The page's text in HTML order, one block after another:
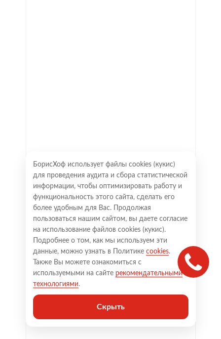
БорисХоф использует файлы cookies (кукиc)
для проведения аудита и сбора статистической
информации, чтобы оптимизировать работу и
функциональность этого сайта, сделать его
более удобным для Вас. Продолжая
пользоваться нашим сайтом, вы даете согласие
на использование файлов cookies (кукиc).
Подробнее о том, как мы используем эти
данные, можно узнать в Политике cookies.
Также Вы можете ознакомиться с
используемыми на сайте рекомендательными
технологиями.
Скрыть